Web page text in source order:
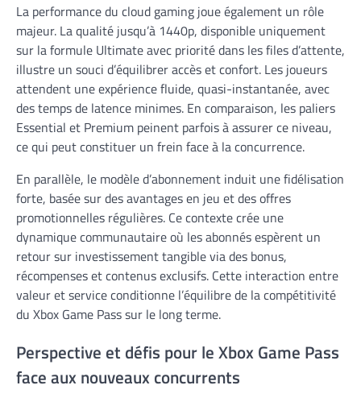
La performance du cloud gaming joue également un rôle
majeur. La qualité jusqu’à 1440p, disponible uniquement
sur la formule Ultimate avec priorité dans les files d’attente,
illustre un souci d’équilibrer accès et confort. Les joueurs
attendent une expérience fluide, quasi-instantanée, avec
des temps de latence minimes. En comparaison, les paliers
Essential et Premium peinent parfois à assurer ce niveau,
ce qui peut constituer un frein face à la concurrence.
En parallèle, le modèle d’abonnement induit une fidélisation
forte, basée sur des avantages en jeu et des offres
promotionnelles régulières. Ce contexte crée une
dynamique communautaire où les abonnés espèrent un
retour sur investissement tangible via des bonus,
récompenses et contenus exclusifs. Cette interaction entre
valeur et service conditionne l’équilibre de la compétitivité
du Xbox Game Pass sur le long terme.
Perspective et défis pour le Xbox Game Pass
face aux nouveaux concurrents